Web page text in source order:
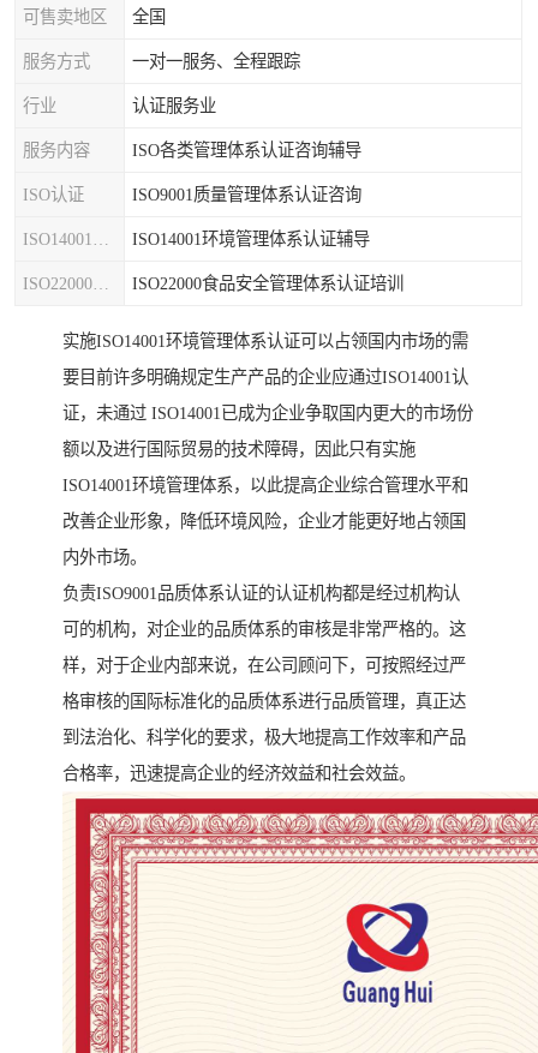
可售卖地区 全国
服务方式 一对一服务、全程跟踪
行业 认证服务业
服务内容 ISO各类管理体系认证咨询辅导
ISO认证 ISO9001质量管理体系认证咨询
ISO14001环境管理体系认证辅导
ISO22000食品安全管理体系认证培训
实施ISO14001环境管理体系认证可以占领国内市场的需
要目前许多明确规定生产产品的企业应通过ISO14001认
证，未通过 ISO14001已成为企业争取国内更大的市场份
额以及进行国际贸易的技术障碍，因此只有实施
ISO14001环境管理体系，以此提高企业综合管理水平和
改善企业形象，降低环境风险，企业才能更好地占领国
内外市场。
负责ISO9001品质体系认证的认证机构都是经过机构认
可的机构，对企业的品质体系的审核是非常严格的。这
样，对于企业内部来说，在公司顾问下，可按照经过严
格审核的国际标准化的品质体系进行品质管理，真正达
到法治化、科学化的要求，极大地提高工作效率和产品
合格率，迅速提高企业的经济效益和社会效益。